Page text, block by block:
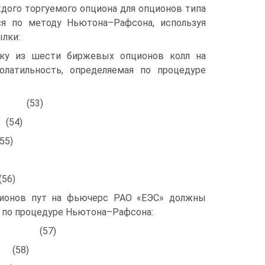
торгуемого опциона для опционов типа
по методу Ньютона–Рафсона, используя
из шести биржевых опционов колл на
определяемая по процедуре
, (53)
пут на фьючерс РАО «ЕЭС» должны
процедуре Ньютона–Рафсона:
SP6 (57)